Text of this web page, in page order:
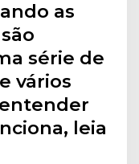
as
série de
vários
leia